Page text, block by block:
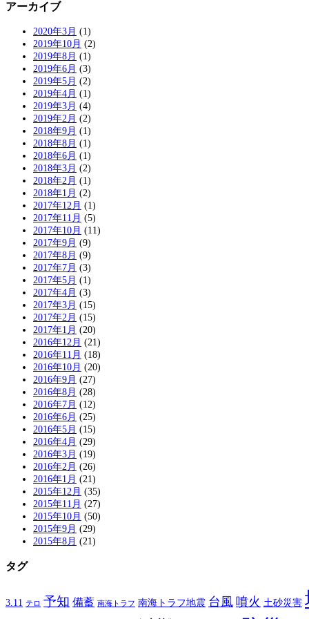
アーカイブ
2020年3月 (1)
2019年10月 (2)
2019年8月 (1)
2019年6月 (3)
2019年5月 (2)
2019年4月 (1)
2019年3月 (4)
2019年2月 (2)
2018年9月 (1)
2018年8月 (1)
2018年6月 (1)
2018年3月 (2)
2018年2月 (1)
2018年1月 (2)
2017年12月 (1)
2017年11月 (5)
2017年10月 (11)
2017年9月 (9)
2017年8月 (9)
2017年7月 (3)
2017年5月 (1)
2017年4月 (3)
2017年3月 (15)
2017年2月 (15)
2017年1月 (20)
2016年12月 (21)
2016年11月 (18)
2016年10月 (20)
2016年9月 (27)
2016年8月 (28)
2016年7月 (12)
2016年6月 (25)
2016年5月 (15)
2016年4月 (29)
2016年3月 (19)
2016年2月 (26)
2016年1月 (21)
2015年12月 (35)
2015年11月 (27)
2015年10月 (50)
2015年9月 (29)
2015年8月 (21)
タグ
3.11 テロ 予知 備蓄 南海トラフ 南海トラフ地震 台風 噴火 土砂災害